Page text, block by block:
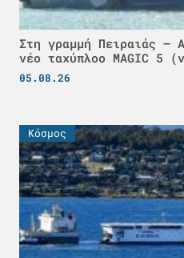
Στη γραμμή Πειραιάς –
νέο ταχύπλοο MAGIC 5
05.08.26
Κόσμος